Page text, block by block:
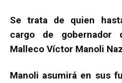
Se trata de quien
cargo de gobernador
Malleco Víctor Manoli
Manoli asumirá en sus